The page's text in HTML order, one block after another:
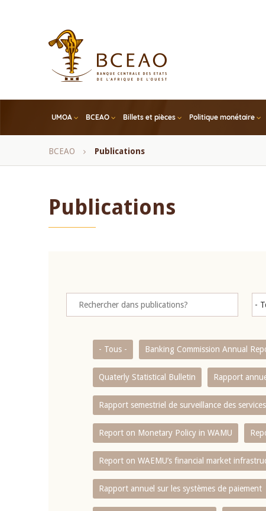
UMOA BCEAO Billets et pièces Politique monétaire
Fil
BCEAO Publications
Publications
- Tous - Banking Commission Annual
Quaterly Statistical Bulletin Rapport
Rapport semestriel de surveillance des
Report on Monetary Policy in WAMU
Report on WAEMU’s financial market
Rapport annuel sur les systèmes de paiement